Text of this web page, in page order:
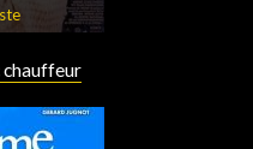
chauffeur